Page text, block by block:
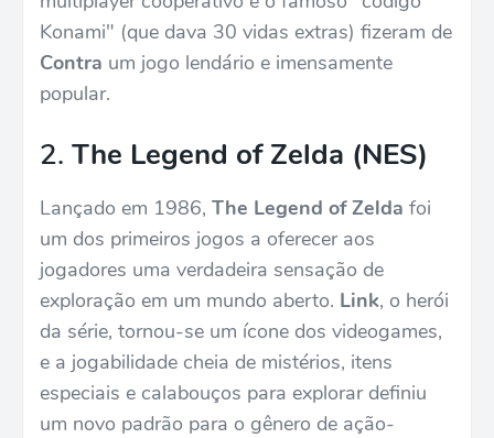
Konami" (que dava 30 vidas extras) fizeram de
Contra um jogo lendário e imensamente
popular.
2. The Legend of Zelda (NES)
Lançado em 1986, The Legend of Zelda foi
um dos primeiros jogos a oferecer aos
jogadores uma verdadeira sensação de
exploração em um mundo aberto. Link, o herói
da série, tornou-se um ícone dos videogames,
e a jogabilidade cheia de mistérios, itens
especiais e calabouços para explorar definiu
um novo padrão para o gênero de ação-